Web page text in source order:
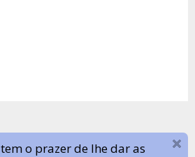
tem o prazer de lhe dar as